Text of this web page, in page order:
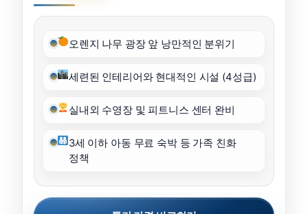
오렌지 나무 광장 앞 낭만적인 분위기
세련된 인테리어와 현대적인 시설 (4성급)
실내외 수영장 및 피트니스 센터 완비
3세 이하 아동 무료 숙박 등 가족 친화
정책